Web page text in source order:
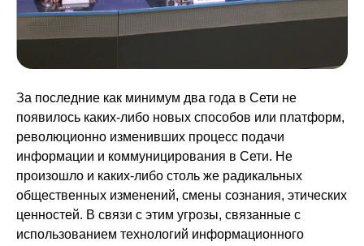
За последние как минимум два года в Сети не
появилось каких-либо новых способов или платформ,
революционно изменивших процесс подачи
информации и коммуницирования в Сети. Не
произошло и каких-либо столь же радикальных
общественных изменений, смены сознания, этических
ценностей. В связи с этим угрозы, связанные с
использованием технологий информационного